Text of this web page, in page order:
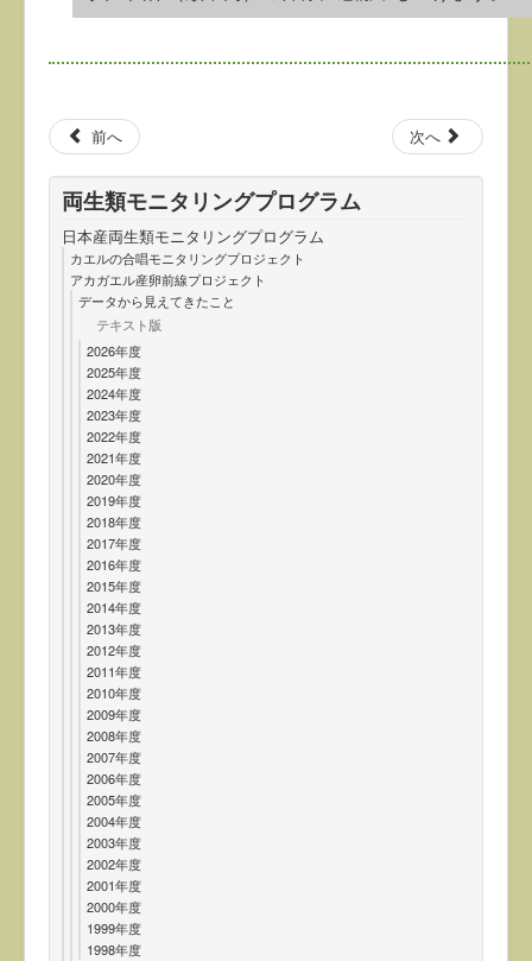
前へ 次へ
両生類モニタリングプログラム
日本産両生類モニタリングプログラム
カエルの合唱モニタリングプロジェクト
アカガエル産卵前線プロジェクト
データから見えてきたこと
テキスト版
2026年度
2025年度
2024年度
2023年度
2022年度
2021年度
2020年度
2019年度
2018年度
2017年度
2016年度
2015年度
2014年度
2013年度
2012年度
2011年度
2010年度
2009年度
2008年度
2007年度
2006年度
2005年度
2004年度
2003年度
2002年度
2001年度
2000年度
1999年度
1998年度